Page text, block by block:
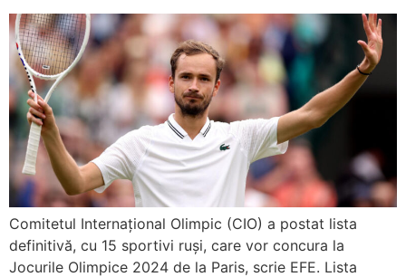
Comitetul Internaţional Olimpic (CIO) a postat lista
definitivă, cu 15 sportivi ruşi, care vor concura la
Jocurile Olimpice 2024 de la Paris, scrie EFE. Lista